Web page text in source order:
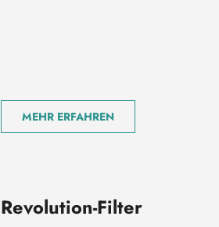
MEHR ERFAHREN
Revolution-Filter